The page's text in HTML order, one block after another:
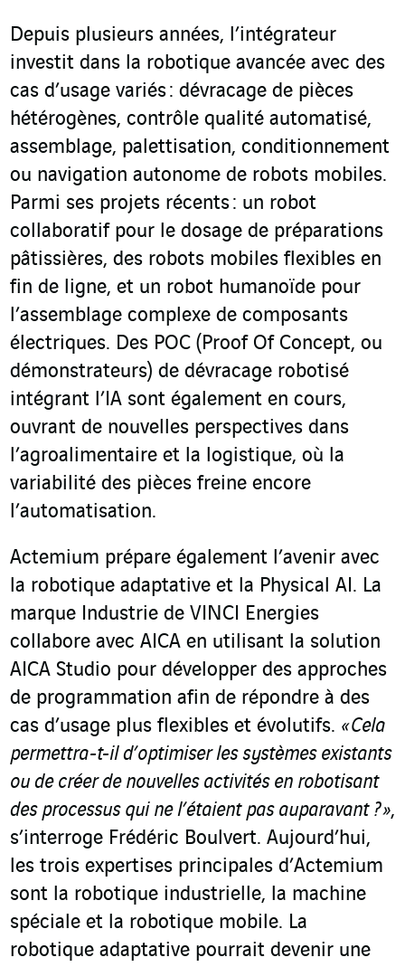
Depuis plusieurs années, l’intégrateur
investit dans la robotique avancée avec des
cas d’usage variés : dévracage de pièces
hétérogènes, contrôle qualité automatisé,
assemblage, palettisation, conditionnement
ou navigation autonome de robots mobiles.
Parmi ses projets récents : un robot
collaboratif pour le dosage de préparations
pâtissières, des robots mobiles flexibles en
fin de ligne, et un robot humanoïde pour
l’assemblage complexe de composants
électriques. Des POC (Proof Of Concept, ou
démonstrateurs) de dévracage robotisé
intégrant l’IA sont également en cours,
ouvrant de nouvelles perspectives dans
l’agroalimentaire et la logistique, où la
variabilité des pièces freine encore
l’automatisation.
Actemium prépare également l’avenir avec
la robotique adaptative et la Physical AI. La
marque Industrie de VINCI Energies
collabore avec AICA en utilisant la solution
AICA Studio pour développer des approches
de programmation afin de répondre à des
cas d’usage plus flexibles et évolutifs. « Cela
permettra-t-il d’optimiser les systèmes existants
ou de créer de nouvelles activités en robotisant
des processus qui ne l’étaient pas auparavant ?»,
s’interroge Frédéric Boulvert. Aujourd’hui,
les trois expertises principales d’Actemium
sont la robotique industrielle, la machine
spéciale et la robotique mobile. La
robotique adaptative pourrait devenir une